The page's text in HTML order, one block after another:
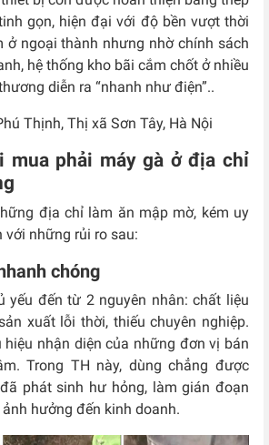
gọn, hiện đại với độ bền vượt thời
ở ngoại thành nhưng nhờ chính sách
hệ thống kho bãi cắm chốt ở nhiều
diễn ra “nhanh như điện”..
Thịnh, Thị xã Sơn Tây, Hà Nội
mua phải máy gà ở địa chỉ
địa chỉ làm ăn mập mờ, kém uy
với những rủi ro sau:
chóng
yếu đến từ 2 nguyên nhân: chất liệu
xuất lỗi thời, thiếu chuyên nghiệp.
nhận diện của những đơn vị bán
Trong TH này, dùng chẳng được
phát sinh hư hỏng, làm gián đoạn
hưởng đến kinh doanh.